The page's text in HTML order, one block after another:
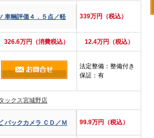
車輛評価４．５点／軽
339万円（税込）
326.6万円（消費税込） 12.4万円（税込）
法定整備 ：整備付き
保証 ：有
ックス宮城野店
バックカメラ ＣＤ／Ｍ
99.9万円（税込）